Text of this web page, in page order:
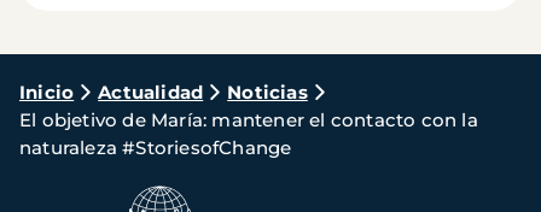
Ruta
de
navegación
Inicio Actualidad
Noticias
El objetivo de María: mantener el contacto con la
naturaleza #StoriesofChange